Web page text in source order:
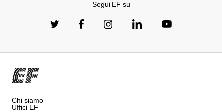
Segui EF su
Chi siamo
Uffici EF